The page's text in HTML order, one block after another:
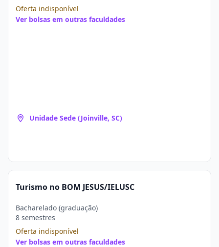
Oferta indisponível
Ver bolsas em outras faculdades
Unidade Sede (Joinville, SC)
Turismo no BOM JESUS/IELUSC
Bacharelado (graduação)
8 semestres
Oferta indisponível
Ver bolsas em outras faculdades